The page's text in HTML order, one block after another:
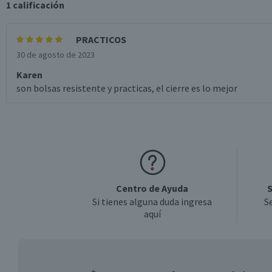
1 calificación
PRACTICOS
30 de agosto de 2023
Karen
son bolsas resistente y practicas, el cierre es lo mejor
Centro de Ayuda
Si tienes alguna duda ingresa
aquí